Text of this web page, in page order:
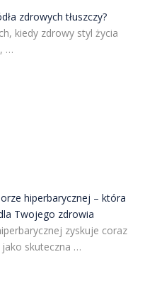
zdrowych tłuszczy?
kiedy zdrowy styl życia
…
hiperbarycznej – która
Twojego zdrowia
zyskuje coraz
skuteczna …